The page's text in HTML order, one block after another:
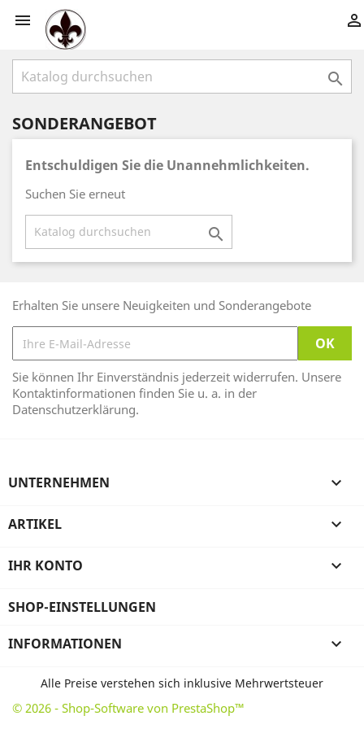
 

SONDERANGEBOT
Entschuldigen Sie die Unannehmlichkeiten.
Suchen Sie erneut

Erhalten Sie unsere Neuigkeiten und Sonderangebote
Sie können Ihr Einverständnis jederzeit widerrufen. Unsere
Kontaktinformationen finden Sie u. a. in der
Datenschutzerklärung.
UNTERNEHMEN 
ARTIKEL 
IHR KONTO 
SHOP-EINSTELLUNGEN
INFORMATIONEN 
Alle Preise verstehen sich inklusive Mehrwertsteuer
© 2026 - Shop-Software von PrestaShop™